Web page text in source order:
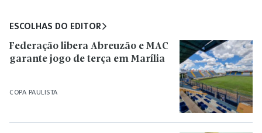
ESCOLHAS DO EDITOR
COPA PAULISTA
Federação libera Abreuzão e MAC
garante jogo de terça em Marília